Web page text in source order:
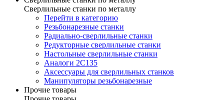
Сверлильные станки по металлу
Перейти в категорию
Резьбонарезные станки
Радиально-сверлильные станки
Редукторные сверлильные станки
Настольные сверлильные станки
Аналоги 2С135
Аксессуары для сверлильных станков
Манипуляторы резьбонарезные
Прочие товары